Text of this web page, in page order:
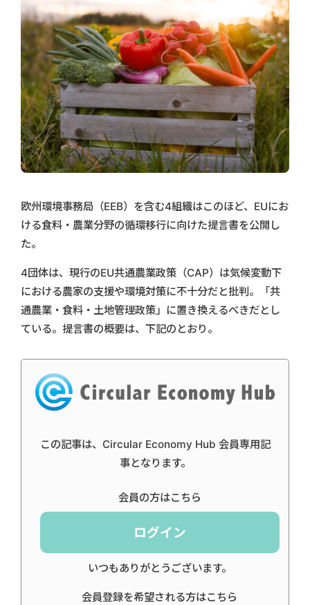
欧州環境事務局（EEB）を含む4組織はこのほど、EUにお
ける食料・農業分野の循環移行に向けた提言書を公開し
た。
4団体は、現行のEU共通農業政策（CAP）は気候変動下
における農家の支援や環境対策に不十分だと批判。「共
通農業・食料・土地管理政策」に置き換えるべきだとし
ている。提言書の概要は、下記のとおり。
この記事は、Circular Economy Hub 会員専用記
事となります。
会員の方はこちら
ログイン
いつもありがとうございます。
会員登録を希望される方はこちら